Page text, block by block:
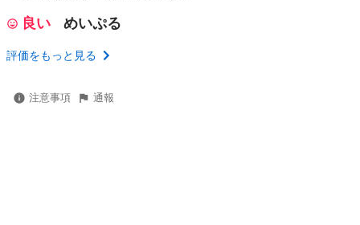
良い めいぷる
評価をもっと見る
注意事項 通報